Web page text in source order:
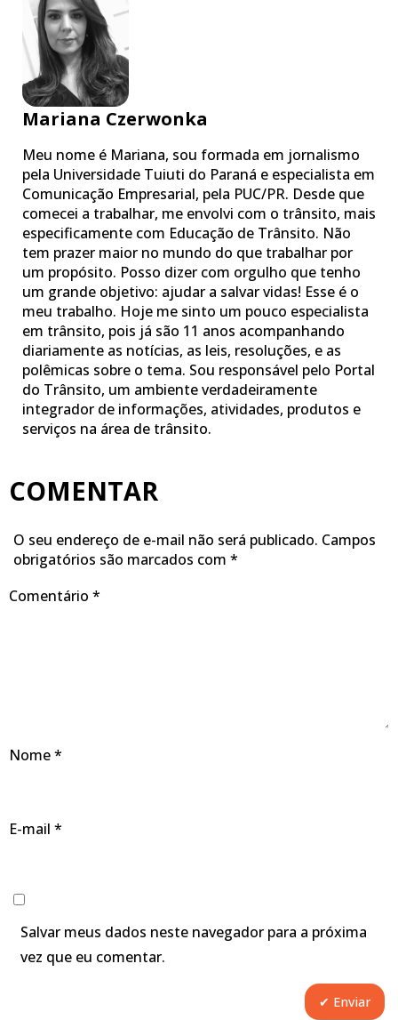
Mariana Czerwonka
Meu nome é Mariana, sou formada em jornalismo
pela Universidade Tuiuti do Paraná e especialista em
Comunicação Empresarial, pela PUC/PR. Desde que
comecei a trabalhar, me envolvi com o trânsito, mais
especificamente com Educação de Trânsito. Não
tem prazer maior no mundo do que trabalhar por
um propósito. Posso dizer com orgulho que tenho
um grande objetivo: ajudar a salvar vidas! Esse é o
meu trabalho. Hoje me sinto um pouco especialista
em trânsito, pois já são 11 anos acompanhando
diariamente as notícias, as leis, resoluções, e as
polêmicas sobre o tema. Sou responsável pelo Portal
do Trânsito, um ambiente verdadeiramente
integrador de informações, atividades, produtos e
serviços na área de trânsito.
COMENTAR
O seu endereço de e-mail não será publicado. Campos
obrigatórios são marcados com *
Comentário *
Nome*
E-mail *
Salvar meus dados neste navegador para a próxima
vez que eu comentar.